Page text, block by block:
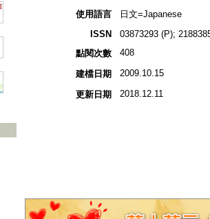
使用語言
日文=Japanese
ISSN
03873293 (P);
點閱次數
408
建檔日期 2009.10.15
更新日期 2018.12.11